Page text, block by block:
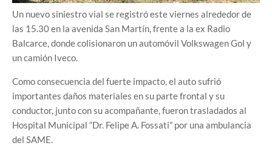
Un nuevo siniestro vial se registró este viernes alrededor de
las 15.30 en la avenida San Martín, frente a la ex Radio
Balcarce, donde colisionaron un automóvil Volkswagen Gol y
un camión Iveco.
Como consecuencia del fuerte impacto, el auto sufrió
importantes daños materiales en su parte frontal y su
conductor, junto con su acompañante, fueron trasladados al
Hospital Municipal “Dr. Felipe A. Fossati” por una ambulancia
del SAME.